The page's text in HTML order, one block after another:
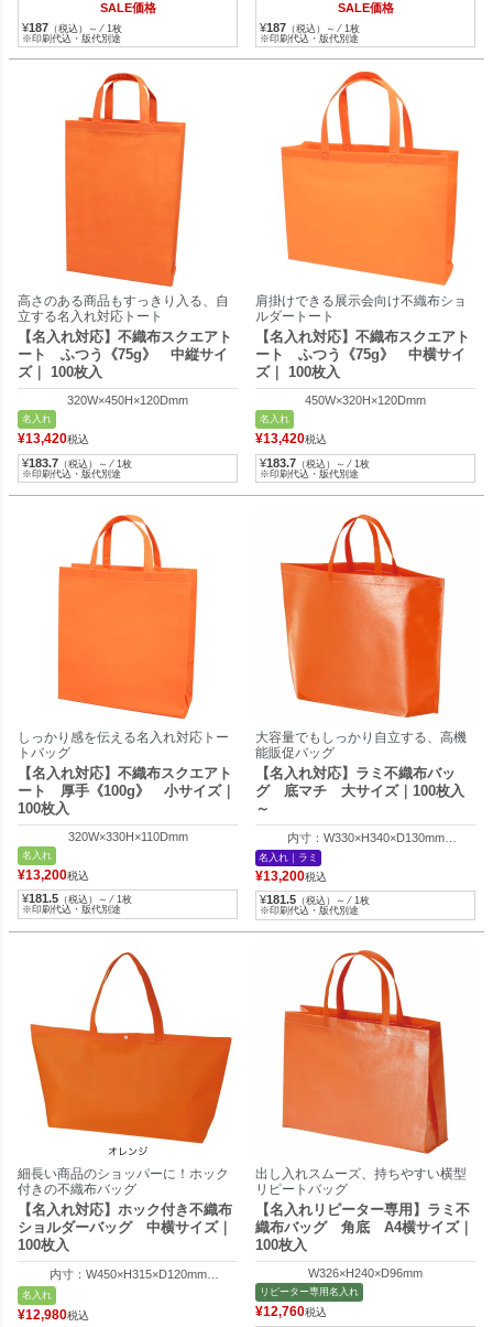
SALE価格
¥187 （税込）～ ⁄ 1枚
※印刷代込・版代別途
SALE価格
¥187 （税込）～ ⁄ 1枚
※印刷代込・版代別途
高さのある商品もすっきり入る、自
立する名入れ対応トート
【名入れ対応】不織布スクエアト
ート ふつう《75g》 中縦サイ
ズ｜ 100枚入
320W×450H×120Dmm
名入れ
¥13,420税込
¥183.7 （税込）～ ⁄ 1枚
※印刷代込・版代別途
肩掛けできる展示会向け不織布ショ
ルダートート
【名入れ対応】不織布スクエアト
ート ふつう《75g》 中横サイ
ズ｜ 100枚入
450W×320H×120Dmm
名入れ
¥13,420税込
¥183.7 （税込）～ ⁄ 1枚
※印刷代込・版代別途
しっかり感を伝える名入れ対応トー
トバッグ
【名入れ対応】不織布スクエアト
ート 厚手《100g》 小サイズ｜
100枚入
320W×330H×110Dmm
名入れ
¥13,200税込
¥181.5 （税込）～ ⁄ 1枚
※印刷代込・版代別途
大容量でもしっかり自立する、高機
能販促バッグ
【名入れ対応】ラミ不織布バッ
グ 底マチ 大サイズ｜100枚入
～
内寸：W330×H340×D130mm
外寸：W460×H340×D130mm
名入れ｜ラミ
¥13,200税込
¥181.5 （税込）～ ⁄ 1枚
※印刷代込・版代別途
細長い商品のショッパーに！ホック
付きの不織布バッグ
【名入れ対応】ホック付き不織布
ショルダーバッグ 中横サイズ｜
100枚入
内寸：W450×H315×D120mm
外寸：W570×H315×D120mm
名入れ
¥12,980税込
出し入れスムーズ、持ちやすい横型
リピートバッグ
【名入れリピーター専用】ラミ不
織布バッグ 角底 A4横サイズ｜
100枚入
W326×H240×D96mm
リピーター専用名入れ
¥12,760税込